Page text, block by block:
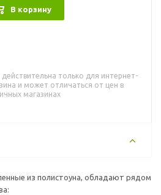
В корзину
действительна только для интернет-
и может отличаться от цен в
магазинах
из полистоуна, обладают рядом